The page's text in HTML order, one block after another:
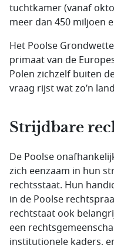
tuchtkamer (vanaf
meer dan 450 miljoen
Het Poolse
primaat van de
Polen zichzelf buiten
vraag rijst wat zo’n
Strijdbare
De Poolse
zich eenzaam in hun
rechtsstaat. Hun
in de Poolse
rechtstaat ook
een